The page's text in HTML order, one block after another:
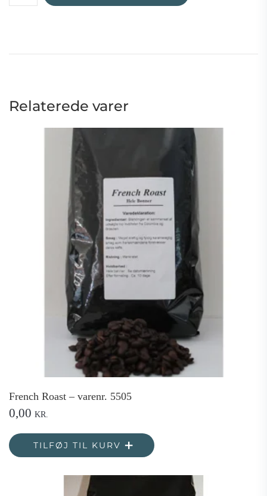
Relaterede varer
French Roast – varenr. 5505
0,00 KR.
TILFØJ TIL KURV